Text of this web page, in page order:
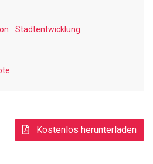
können
Animation dabei eine
Stadtentwicklung
Kostenlos herunterladen